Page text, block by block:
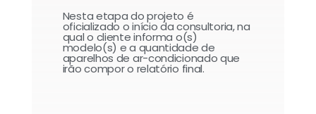
Nesta etapa do projeto é
oficializado o início da consultoria, na
qual o cliente informa o(s)
modelo(s) e a quantidade de
aparelhos de ar-condicionado que
irão compor o relatório final.​